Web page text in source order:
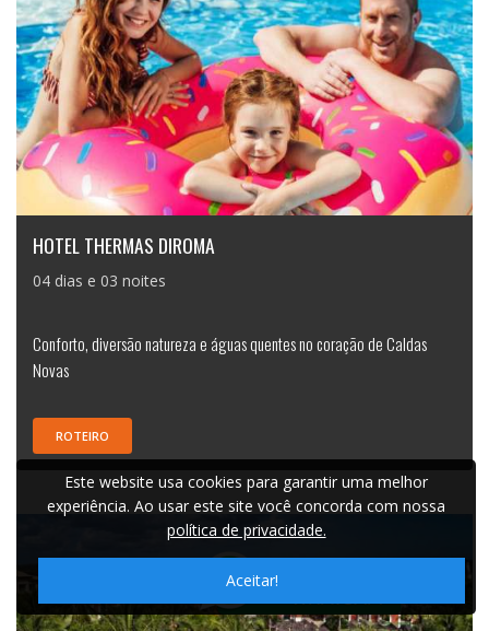
HOTEL THERMAS DIROMA
04 dias e 03 noites
Conforto, diversão natureza e águas quentes no coração de Caldas
Novas
ROTEIRO
Este website usa cookies para garantir uma melhor
experiência. Ao usar este site você concorda com nossa
política de privacidade.
Aceitar!